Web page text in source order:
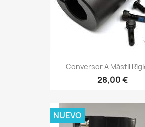
Conversor A Mástil
28,00 €
NUEVO